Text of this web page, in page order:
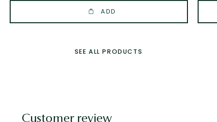
ADD
SEE ALL PRODUCTS
Customer review